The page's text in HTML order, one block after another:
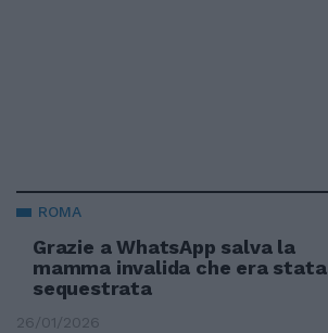
ROMA
Grazie a WhatsApp salva la
mamma invalida che era stata
sequestrata
26/01/2026